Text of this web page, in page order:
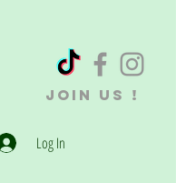
JOIN US !
Log In